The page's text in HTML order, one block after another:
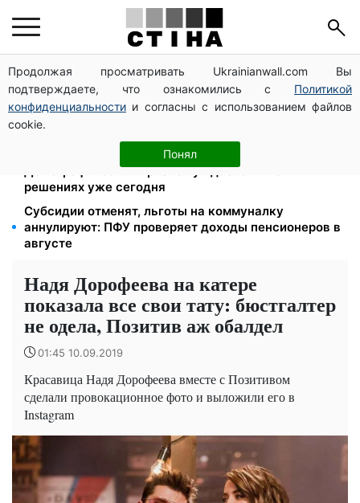
Продолжая просматривать Ukrainianwall.com Вы
подтверждаете, что ознакомились с Политикой
конфиденциальности и согласны с использованием файлов
cookie.
Понял
Работаете полный день — получайте єЯсла: ПФУ
объяснил условия помощи на ребенка 1-3 года
113 млрд грн задолжали украинцы за коммуналку:
830 тысяч производств в реестре должников
Директор ДОЗ Киева Татьяна Мостепан:
Демографический кризис нуждается в новых
решениях уже сегодня
Субсидии отменят, льготы на коммуналку
аннулируют: ПФУ проверяет доходы пенсионеров в
августе
Надя Дорофеева на катере
показала все свои тату: бюстгалтер
не одела, Позитив аж обалдел
01:45 10.09.2019
Красавица Надя Дорофеева вместе с Позитивом
сделали провокационное фото и выложили его в
Instagram